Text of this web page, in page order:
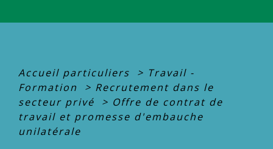
Accueil particuliers > Travail -
Formation
> Recrutement dans le
secteur privé
> Offre de contrat de
travail et promesse d'embauche
unilatérale